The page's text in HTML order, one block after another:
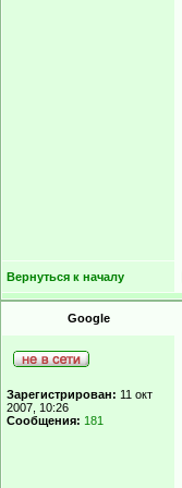
Вернуться к началу
Google
Зарегистрирован: 11 окт
2007, 10:26
Сообщения: 181